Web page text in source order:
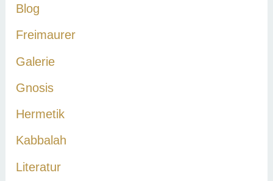
:
Blog
Freimaurer
Galerie
Gnosis
Hermetik
Kabbalah
Literatur